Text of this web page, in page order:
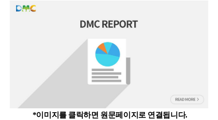
*이미지를 클릭하면 원문페이지로 연결됩니다.